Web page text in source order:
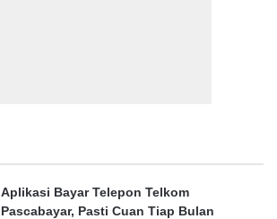
Aplikasi Bayar Telepon Telkom
Pascabayar, Pasti Cuan Tiap Bulan